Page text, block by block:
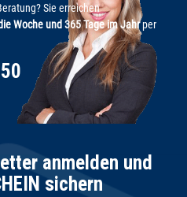
Sie erreichen
Woche und 365 Tage im Jahrper
anmelden und
sichern